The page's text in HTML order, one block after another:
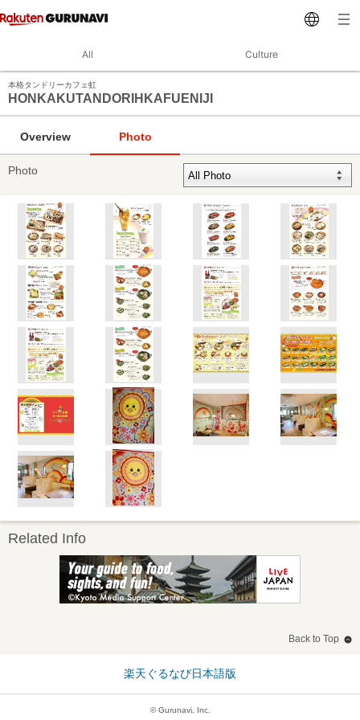
All Culture
本格タンドリーカフェ虹
HONKAKUTANDORIHKAFUENIJI
Overview Photo
Photo
Related Info
Back to Top
楽天ぐるなび日本語版
© Gurunavi, Inc.